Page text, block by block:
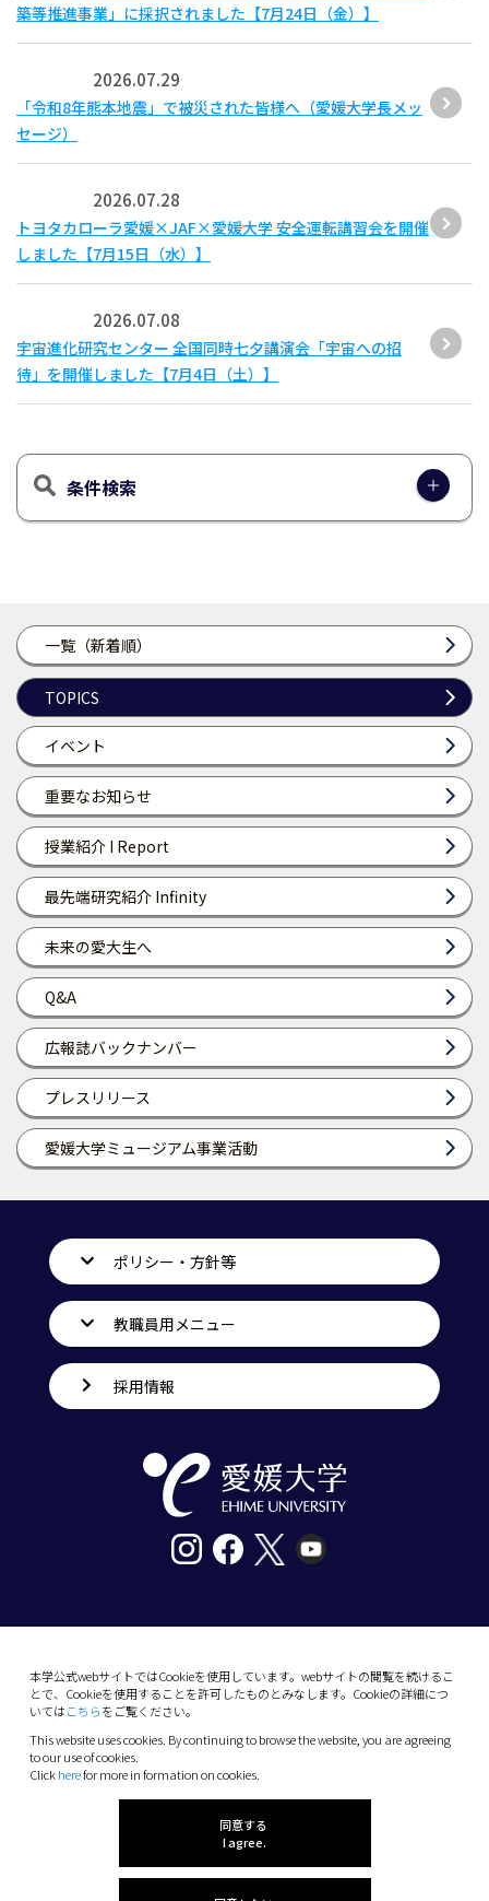
一覧（新着順）
TOPICS
イベント
重要なお知らせ
授業紹介 I Report
最先端研究紹介 Infinity
未来の愛大生へ
Q&A
広報誌バックナンバー
プレスリリース
愛媛大学ミュージアム事業活動
築等推進事業」に採択されました【7月24日（金）】
2026.07.29
「令和8年熊本地震」で被災された皆様へ（愛媛大学長メッ
セージ）
2026.07.28
トヨタカローラ愛媛×JAF×愛媛大学 安全運転講習会を開催
しました【7月15日（水）】
2026.07.08
宇宙進化研究センター 全国同時七夕講演会「宇宙への招
待」を開催しました【7月4日（土）】
条件検索
本学公式webサイトではCookieを使用しています。webサイトの閲覧を続けるこ
とで、Cookieを使用することを許可したものとみなします。Cookieの詳細につ
いてはこちらをご覧ください。
This website uses cookies. By continuing to browse the website, you are agreeing
to our use of cookies.
Clickherefor more in formation on cookies.
同意する
I agree.
ポリシー・方針等
教職員用メニュー
採用情報
10-13 Dogo-Himata, Matsuyama, Ehime 790-
Phone: +81 89-927-9000
(C) 2026 Ehime University.